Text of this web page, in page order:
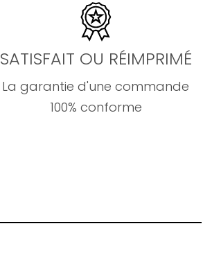
SATISFAIT OU RÉIMPRIMÉ
La garantie d'une commande
100% conforme